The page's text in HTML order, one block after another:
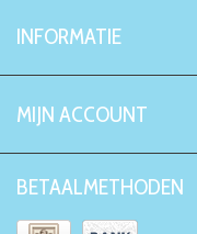
INFORMATIE
MIJN ACCOUNT
BETAALMETHODEN